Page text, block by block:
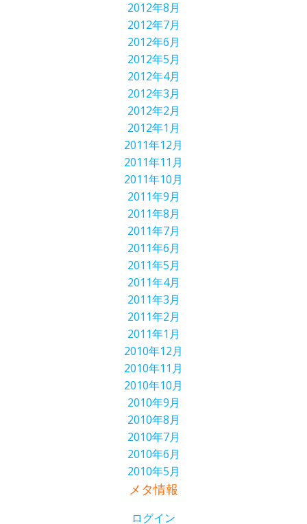
2012年8月
2012年7月
2012年6月
2012年5月
2012年4月
2012年3月
2012年2月
2012年1月
2011年12月
2011年11月
2011年10月
2011年9月
2011年8月
2011年7月
2011年6月
2011年5月
2011年4月
2011年3月
2011年2月
2011年1月
2010年12月
2010年11月
2010年10月
2010年9月
2010年8月
2010年7月
2010年6月
2010年5月
メタ情報
ログイン